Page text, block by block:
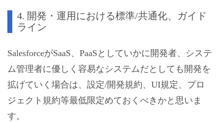
4. 開発・運用における標準/共通化、ガイド
ライン
SalesforceがSaaS、PaaSとしていかに開発者、システ
ム管理者に優しく容易なシステムだとしても開発を
拡げていく場合は、設定/開発規約、UI規定、プロ
ジェクト規約等最低限定めておくべきかと思いま
す。